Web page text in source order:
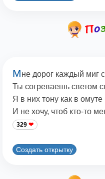
Мне дорог каждый миг
Ты согреваешь светом
Я в них тону как в
И не хочу, чтоб кто-то
329
Создать открытку